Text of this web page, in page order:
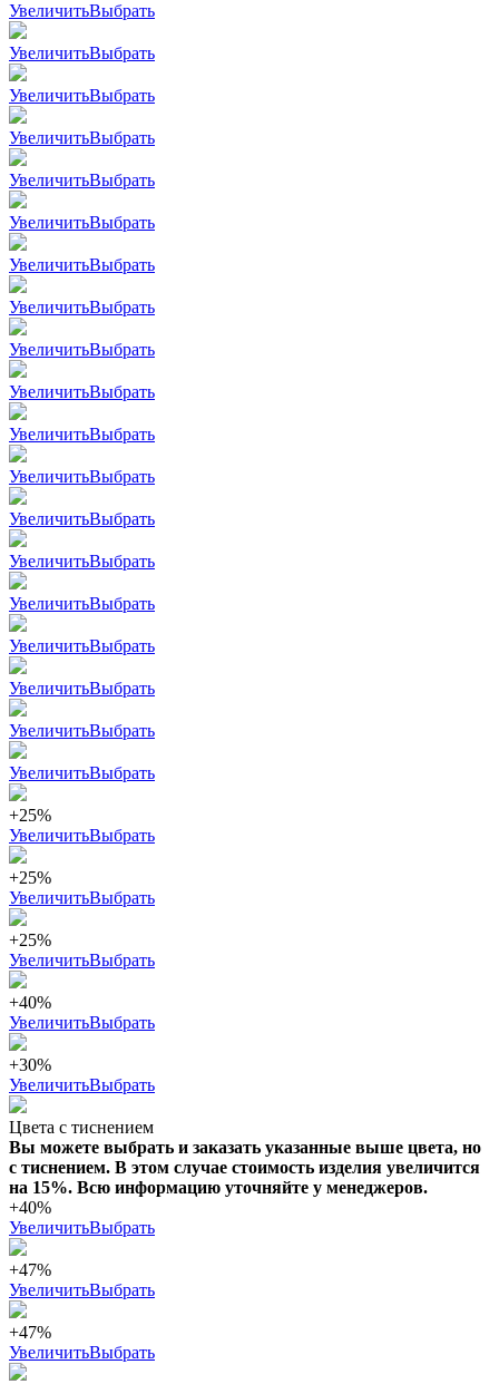
УвеличитьВыбрать
УвеличитьВыбрать
УвеличитьВыбрать
УвеличитьВыбрать
УвеличитьВыбрать
УвеличитьВыбрать
УвеличитьВыбрать
УвеличитьВыбрать
УвеличитьВыбрать
УвеличитьВыбрать
УвеличитьВыбрать
УвеличитьВыбрать
УвеличитьВыбрать
УвеличитьВыбрать
УвеличитьВыбрать
УвеличитьВыбрать
УвеличитьВыбрать
УвеличитьВыбрать
УвеличитьВыбрать
+25%
УвеличитьВыбрать
+25%
УвеличитьВыбрать
+25%
УвеличитьВыбрать
+40%
УвеличитьВыбрать
+30%
УвеличитьВыбрать
Цвета с тиснением
Вы можете выбрать и заказать указанные выше цвета, но
с тиснением. В этом случае стоимость изделия увеличится
на 15%. Всю информацию уточняйте у менеджеров.
+40%
УвеличитьВыбрать
+47%
УвеличитьВыбрать
+47%
УвеличитьВыбрать